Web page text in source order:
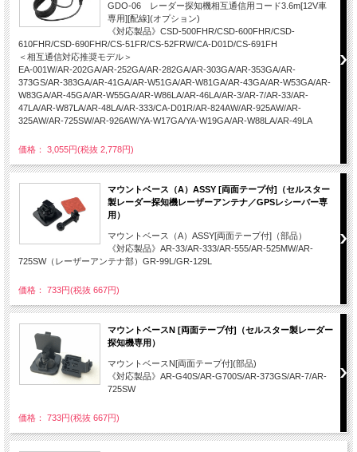
GDO-06 レーダー探知機相互通信用コード3.6m[12V車
専用][配線](オプション)
《対応製品》CSD-500FHR/CSD-600FHR/CSD-
610FHR/CSD-690FHR/CS-51FR/CS-52FRW/CA-D01D/CS-691FH
＜相互通信対応推奨モデル＞
EA-001W/AR-202GA/AR-252GA/AR-282GA/AR-303GA/AR-353GA/AR-
373GS/AR-383GA/AR-41GA/AR-W51GA/AR-W81GA/AR-43GA/AR-W53GA/AR-
W83GA/AR-45GA/AR-W55GA/AR-W86LA/AR-46LA/AR-3/AR-7/AR-33/AR-
47LA/AR-W87LA/AR-48LA/AR-333/CA-D01R/AR-824AW/AR-925AW/AR-
325AW/AR-725SW/AR-926AW/YA-W17GA/YA-W19GA/AR-W88LA/AR-49LA
価格： 3,055円(税抜 2,778円)
マウントベース（A）ASSY [両面テープ付]（セルスター
製レーダー探知機レーザーアンテナ／GPSレシーバー専
用）
マウントベース（A）ASSY[両面テープ付]（部品）
《対応製品》AR-33/AR-333/AR-555/AR-525MW/AR-
725SW（レーザーアンテナ部）GR-99L/GR-129L
価格： 733円(税抜 667円)
マウントベースN [両面テープ付]（セルスター製レーダー
探知機専用）
マウントベースN[両面テープ付](部品)
《対応製品》AR-G40S/AR-G700S/AR-373GS/AR-7/AR-
725SW
価格： 733円(税抜 667円)